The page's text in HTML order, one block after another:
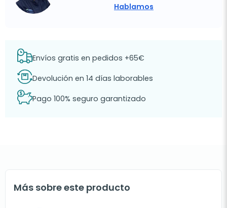
Hablamos
Envíos gratis en pedidos +65€
Devolución en 14 días laborables
Pago 100% seguro garantizado
Más sobre este producto